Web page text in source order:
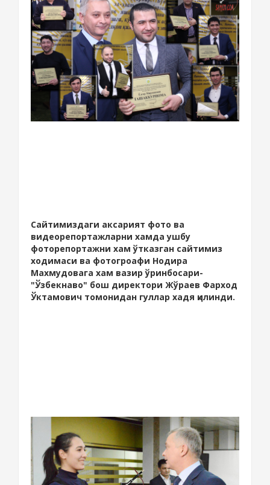
Сайтимиздаги аксарият фото ва
видеорепортажларни хамда ушбу
фоторепортажни хам ўтказган сайтимиз
ходимаси ва фотогроафи Нодира
Махмудовага хам вазир ўринбосари-
"Ўзбекнаво" бош директори Жўраев Фарход
Ўктамович томонидан гуллар хадя қилинди.